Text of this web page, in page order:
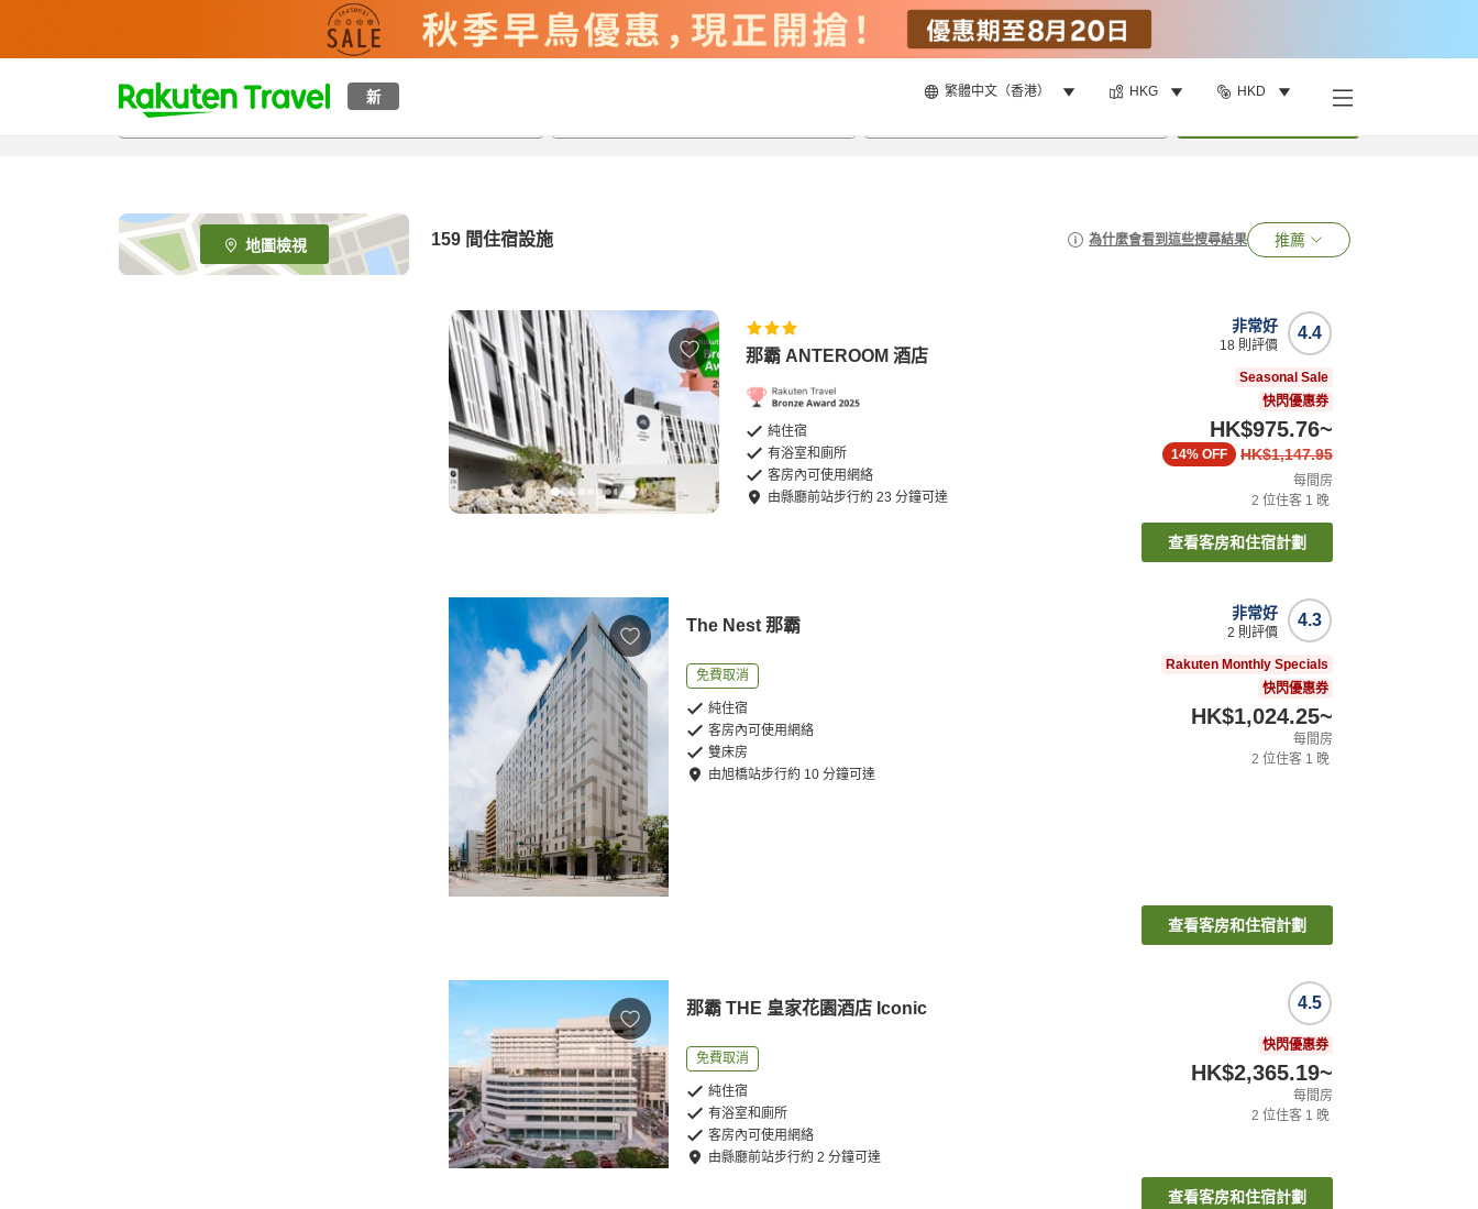
新 繁體中文（香港） HKG HKD
t
p
e
_
s
地圖檢視 159 間住宿設施 為什麼會看到這些搜尋結果 推薦
那霸 ANTEROOM 酒店
純住宿
有浴室和廁所
客房內可使用網絡
由縣廳前站步行約23 分鐘可達
4.4
非常好
18 則評價
Seasonal Sale
快閃優惠券
HK$975.76~
HK$1,147.95
14% OFF
每間房
2 位住客 1 晚
查看客房和住宿計劃
The Nest 那霸
免費取消
純住宿
客房內可使用網絡
雙床房
由旭橋站步行約 10 分鐘可達
4.3
非常好
2 則評價
Rakuten Monthly Specials
快閃優惠券
HK$1,024.25~
每間房
2 位住客 1 晚
查看客房和住宿計劃
那霸 THE 皇家花園酒店 Iconic
免費取消
純住宿
有浴室和廁所
客房內可使用網絡
由縣廳前站步行約2 分鐘可達
4.5
快閃優惠券
HK$2,365.19~
每間房
2 位住客 1 晚
查看客房和住宿計劃